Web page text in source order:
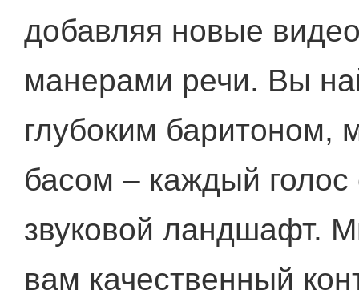
добавляя новые
манерами речи. Вы
глубоким баритоном,
басом – каждый
звуковой ландшафт.
вам качественный